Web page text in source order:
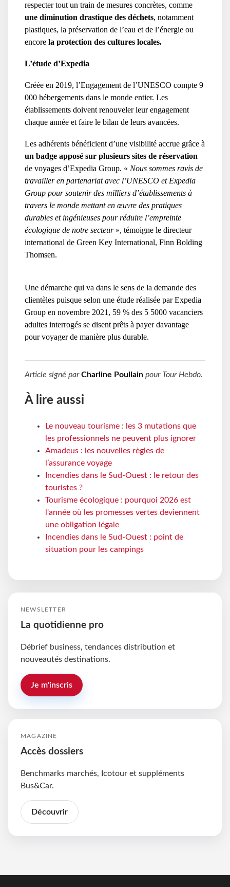
respecter tout un train de mesures concrètes, comme
une diminution drastique des déchets, notamment
plastiques, la préservation de l’eau et de l’énergie ou
encore la protection des cultures locales.
L’étude d’Expedia
Créée en 2019, l’Engagement de l’UNESCO compte 9
000 hébergements dans le monde entier. Les
établissements doivent renouveler leur engagement
chaque année et faire le bilan de leurs avancées.
Les adhérents bénéficient d’une visibilité accrue grâce à
un badge apposé sur plusieurs sites de réservation
de voyages d’Expedia Group. « Nous sommes ravis de
travailler en partenariat avec l’UNESCO et Expedia
Group pour soutenir des milliers d’établissements à
travers le monde mettant en œuvre des pratiques
durables et ingénieuses pour réduire l’empreinte
écologique de notre secteur », témoigne le directeur
international de Green Key International, Finn Bolding
Thomsen.
Une démarche qui va dans le sens de la demande des
clientèles puisque selon une étude réalisée par Expedia
Group en novembre 2021, 59 % des 5 5000 vacanciers
adultes interrogés se disent prêts à payer davantage
pour voyager de manière plus durable.
Article signé parCharline Poullain pour Tour Hebdo.
À lire aussi
Le nouveau tourisme : les 3 mutations que
les professionnels ne peuvent plus ignorer
Amadeus : les nouvelles règles de
l’assurance voyage
Incendies dans le Sud-Ouest : le retour des
touristes ?
Tourisme écologique : pourquoi 2026 est
l'année où les promesses vertes deviennent
une obligation légale
Incendies dans le Sud-Ouest : point de
situation pour les campings
NEWSLETTER
La quotidienne pro
Débrief business, tendances distribution et
nouveautés destinations.
Je m'inscris
MAGAZINE
Accès dossiers
Benchmarks marchés, Icotour et suppléments
Bus&Car.
Découvrir